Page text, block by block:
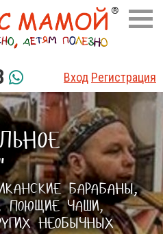
Вход Регистрация
БАРАБАНЫ,
ПОЮЩИЕ ЧАШИ,
НЕОБЫЧНЫХ